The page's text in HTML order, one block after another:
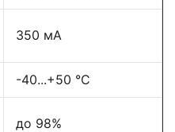
350 мА
-40...+50 °С
до 98%